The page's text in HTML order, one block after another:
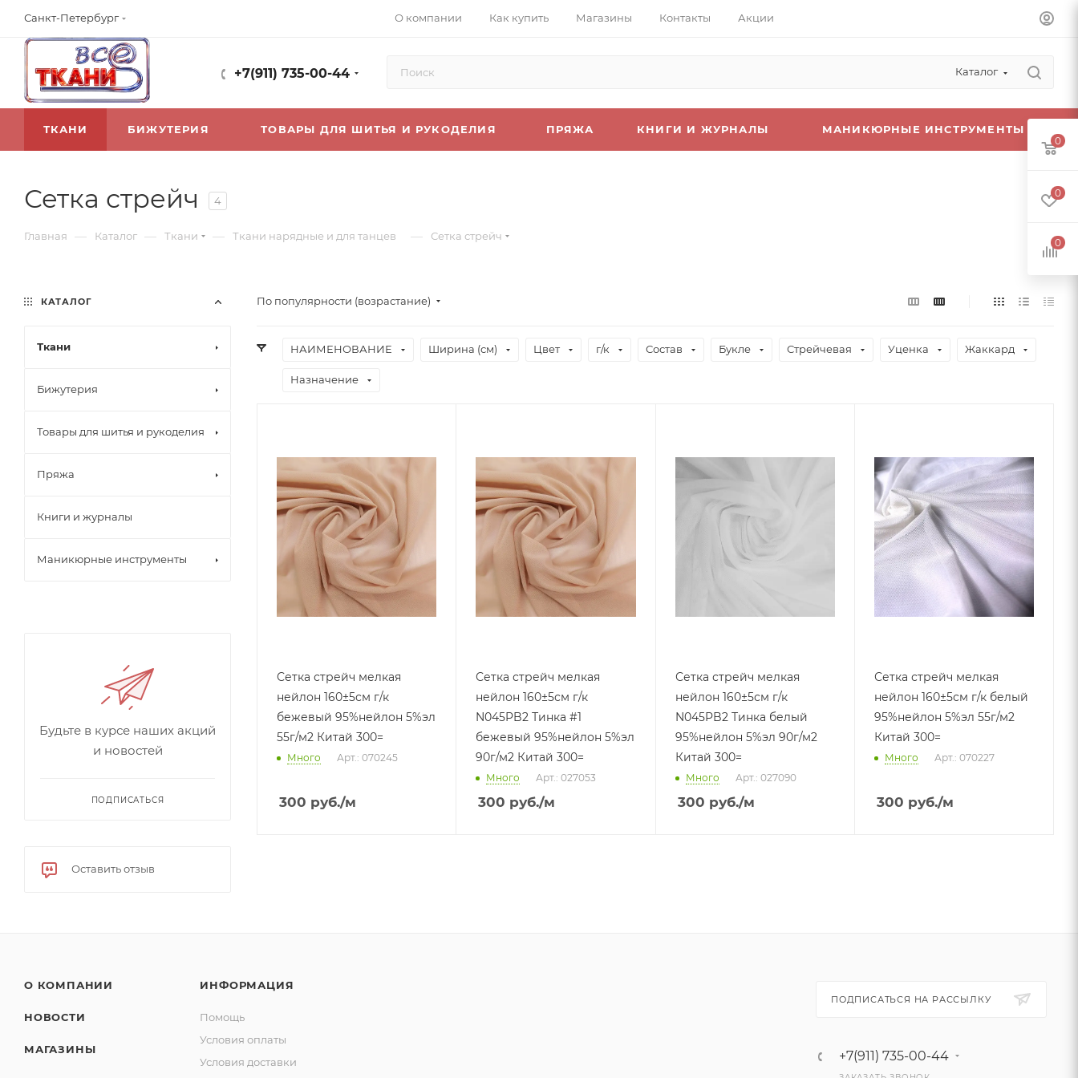
Санкт-Петербург О компании Как купить Магазины Контакты Акции
+7(911) 735-00-44 Каталог
ТКАНИ БИЖУТЕРИЯ ТОВАРЫ ДЛЯ ШИТЬЯ И РУКОДЕЛИЯ ПРЯЖА КНИГИ И ЖУРНАЛЫ МАНИКЮРНЫЕ ИНСТРУМЕНТЫ
Сетка стрейч 4
Главная — Каталог — Ткани — Ткани нарядные и для танцев — Сетка стрейч
По популярности (возрастание)
НАИМЕНОВАНИЕ Ширина (см) Цвет г/к Состав Букле Стрейчевая Уценка Жаккард
Назначение
Сетка стрейч мелкая
нейлон 160±5см г/к
бежевый 95%нейлон 5%эл
55г/м2 Китай 300=
Много Арт.: 070245
300 руб./м
Сетка стрейч мелкая
нейлон 160±5см г/к
N045PB2 Тинка #1
бежевый 95%нейлон 5%эл
90г/м2 Китай 300=
Много Арт.: 027053
300 руб./м
Сетка стрейч мелкая
нейлон 160±5см г/к
N045PB2 Тинка белый
95%нейлон 5%эл 90г/м2
Китай 300=
Много Арт.: 027090
300 руб./м
Сетка стрейч мелкая
нейлон 160±5см г/к белый
95%нейлон 5%эл 55г/м2
Китай 300=
Много Арт.: 070227
300 руб./м
КАТАЛОГ
Ткани
Бижутерия
Товары для шитья и рукоделия
Пряжа
Книги и журналы
Маникюрные инструменты
Будьте в курсе наших акций
и новостей
ПОДПИСАТЬСЯ
Оставить отзыв
О КОМПАНИИ
НОВОСТИ
МАГАЗИНЫ
ИНФОРМАЦИЯ
Помощь
Условия оплаты
Условия доставки
ПОДПИСАТЬСЯ НА РАССЫЛКУ
+7(911) 735-00-44
0
0
0